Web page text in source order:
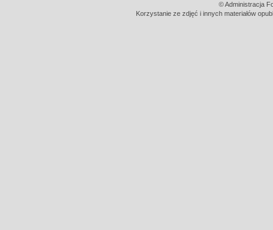
© Administracja
Korzystanie ze zdjęć i innych materiałów